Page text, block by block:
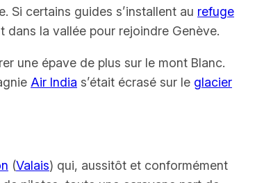
Si certains guides s’installent au refuge
la vallée pour rejoindre Genève.
une épave de plus sur le mont Blanc.
Air India s’était écrasé sur le glacier
(Valais) qui, aussitôt et conformément